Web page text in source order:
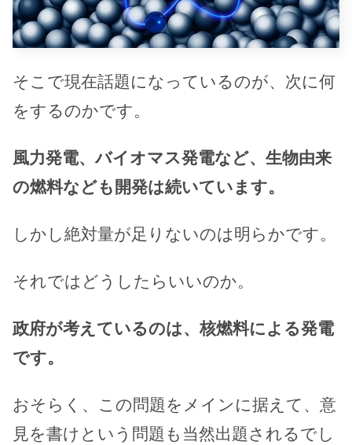
そこで現在話題になっているのが、次に何
をするのかです。
風力発電、バイオマス発電など、生物由来
の燃料なども開発は続いています。
しかし絶対量が足りないのは明らかです。
それではどうしたらいいのか。
政府が考えているのは、核燃料による発電
です。
おそらく、この問題をメインに据えて、意
見を書けという問題も当然出題されるでし